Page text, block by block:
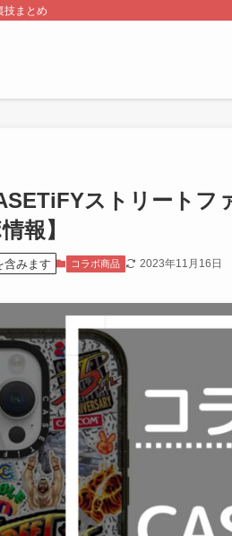
技まとめ
ストリート
報】
含みます コラボ商品 2023年11月16日